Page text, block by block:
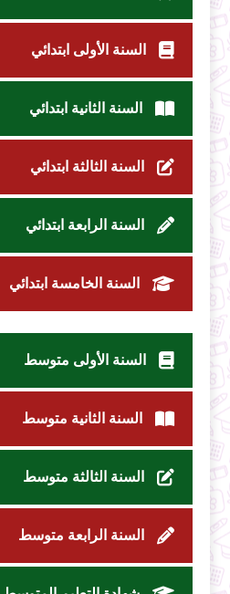
السنة الأولى ابتدائي
السنة الثانية ابتدائي
السنة الثالثة ابتدائي
السنة الرابعة ابتدائي
السنة الخامسة ابتدائي
السنة الأولى متوسط
السنة الثانية متوسط
السنة الثالثة متوسط
السنة الرابعة متوسط